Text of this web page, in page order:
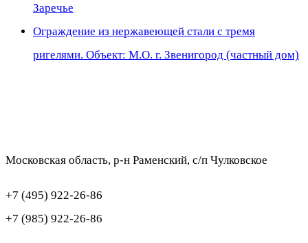
Заречье
Ограждение из нержавеющей стали с тремя
ригелями. Объект: М.О. г. Звенигород (частный дом)
Московская область, р-н Раменский, с/п Чулковское
+7 (495) 922-26-86
+7 (985) 922-26-86